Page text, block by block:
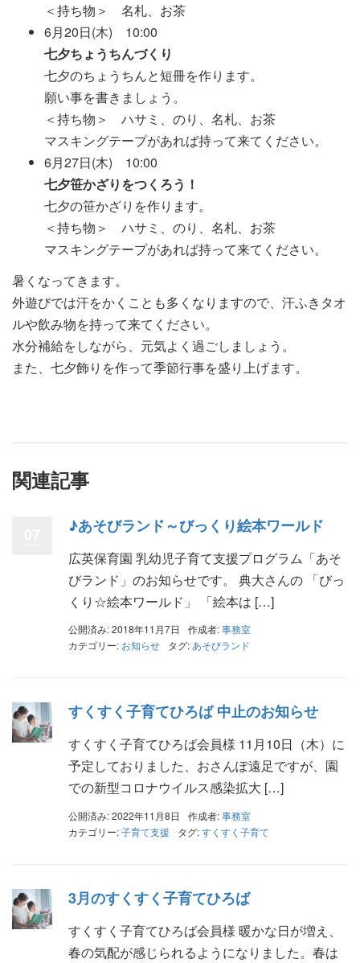
＜持ち物＞ 名札、お茶
6月20日(木) 10:00
七夕ちょうちんづくり
七夕のちょうちんと短冊を作ります。
願い事を書きましょう。
＜持ち物＞ ハサミ、のり、名札、お茶
マスキングテープがあれば持って来てください。
6月27日(木) 10:00
七夕笹かざりをつくろう！
七夕の笹かざりを作ります。
＜持ち物＞ ハサミ、のり、名札、お茶
マスキングテープがあれば持って来てください。
暑くなってきます。
外遊びでは汗をかくことも多くなりますので、汗ふきタオ
ルや飲み物を持って来てください。
水分補給をしながら、元気よく過ごしましょう。
また、七夕飾りを作って季節行事を盛り上げます。
関連記事
♪あそびランド～びっくり絵本ワールド
広英保育園 乳幼児子育て支援プログラム「あそ
びランド」のお知らせです。 典大さんの 「びっ
くり☆絵本ワールド」 「絵本は […]
公開済み: 2018年11月7日 作成者:事務室
カテゴリー: お知らせ タグ: あそびランド
すくすく子育てひろば 中止のお知らせ
すくすく子育てひろば会員様 11月10日（木）に
予定しておりました、おさんぽ遠足ですが、園
での新型コロナウイルス感染拡大 […]
公開済み: 2022年11月8日 作成者:事務室
カテゴリー:子育て支援 タグ:すくすく子育て
3月のすくすく子育てひろば
すくすく子育てひろば会員様 暖かな日が増え、
春の気配が感じられるようになりました。春は